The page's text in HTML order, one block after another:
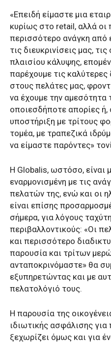
«Επειδή είμαστε μια
κυρίως στο retail, αλλά οι
περισσότερο ανάγκη από
τις διευκρινίσεις μας,
πλαισίου κάλυψης,
παρέχουμε τις
στους πελάτες μας,
να έχουμε την αμεσότητα
οποιεσδήποτε απορίες ή,
υποστήριξη με τρίτους
τομέα, με τραπεζικά
να είμαστε παρόντες»
Η Globalis, ωστόσο, είναι
εναρμονισμένη με τις
πελατών της, ενώ και οι
είναι επίσης
σήμερα, για λόγους
περιβαλλοντικούς: «Οι
και περισσότερο
παρουσία και τρίτων
ανταποκρινόμαστε» θα
εξυπηρετώντας και με
πελατολόγιό τους.
Η παρουσία της
ιδιωτικής ασφάλισης
ξεχωρίζει όμως και για